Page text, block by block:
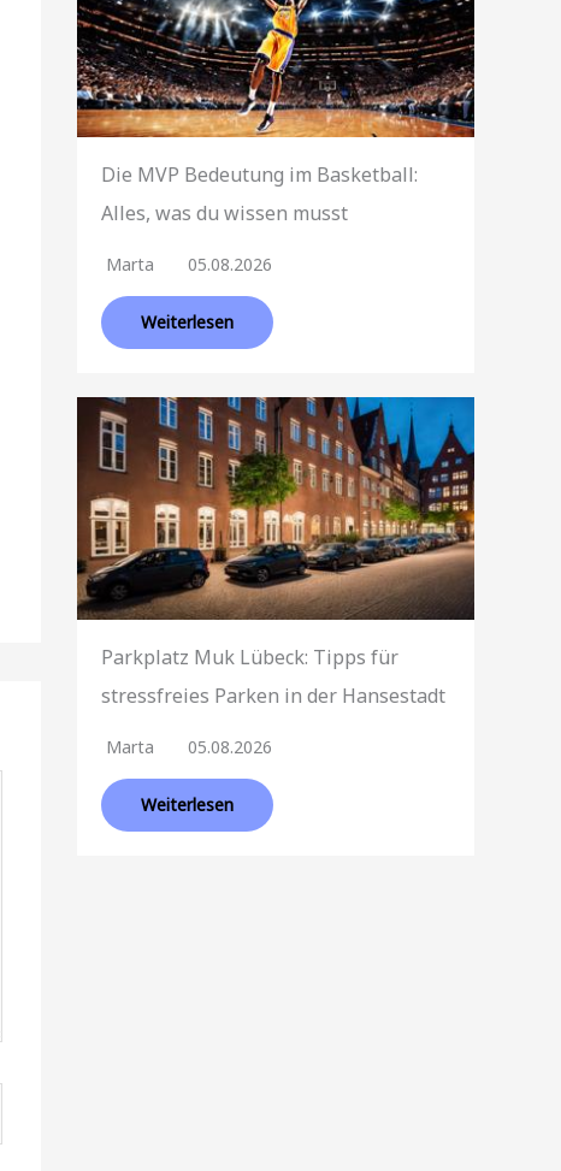
Die MVP Bedeutung im Basketball:
Alles, was du wissen musst
Marta 05.08.2026
Weiterlesen
Parkplatz Muk Lübeck: Tipps für
stressfreies Parken in der Hansestadt
Marta 05.08.2026
Weiterlesen